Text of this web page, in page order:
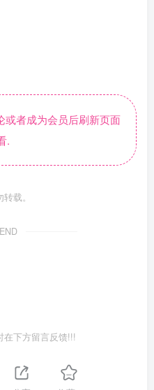
者成为会员后刷新页面
.
载。
在下方留言反馈!!!